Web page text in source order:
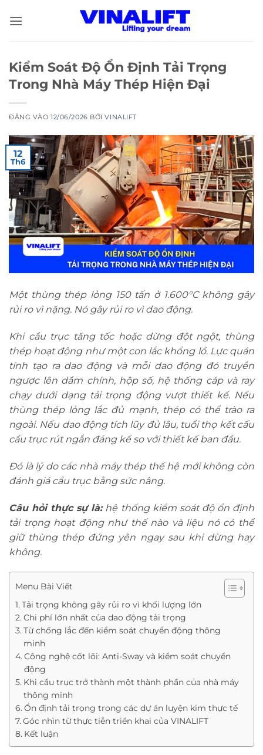
qua
Kiểm Soát Độ Ổn Định Tải Trọng
Trong Nhà Máy Thép Hiện Đại
ĐĂNG VÀO12/06/2026 BỞIVINALIFT
12
Th6
Một thùng thép lỏng 150 tấn ở 1.600°C không gây
rủi ro vì nặng. Nó gây rủi ro vì dao động.
Khi cầu trục tăng tốc hoặc dừng đột ngột, thùng
thép hoạt động như một con lắc khổng lồ. Lực quán
tính tạo ra dao động và mỗi dao động đó truyền
ngược lên dầm chính, hộp số, hệ thống cáp và ray
chạy dưới dạng tải trọng động vượt thiết kế. Nếu
thùng thép lỏng lắc đủ mạnh, thép có thể trào ra
ngoài. Nếu dao động tích lũy đủ lâu, tuổi thọ kết cấu
cầu trục rút ngắn đáng kể so với thiết kế ban đầu.
Đó là lý do các nhà máy thép thế hệ mới không còn
đánh giá cầu trục bằng sức nâng.
Câu hỏi thực sự là:hệ thống kiểm soát độ ổn định
tải trọng hoạt động như thế nào và liệu nó có thể
giữ thùng thép đứng yên ngay sau khi dừng hay
không.
Menu Bài Viết
Tải trọng không gây rủi ro vì khối lượng lớn
Chi phí lớn nhất của dao động tải trọng
Từ chống lắc đến kiểm soát chuyển động thông
minh
Công nghệ cốt lõi: Anti-Sway và kiểm soát chuyển
động
Khi cầu trục trở thành một thành phần của nhà máy
thông minh
Ổn định tải trọng trong các dự án luyện kim thực tế
Góc nhìn từ thực tiễn triển khai của VINALIFT
Kết luận